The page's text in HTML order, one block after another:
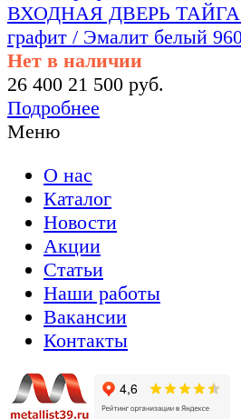
ВХОДНАЯ ДВЕРЬ ТАЙГА
графит / Эмалит белый
Нет в наличии
26 400 21 500 руб.
Подробнее
Меню
О нас
Каталог
Новости
Акции
Статьи
Наши работы
Вакансии
Контакты